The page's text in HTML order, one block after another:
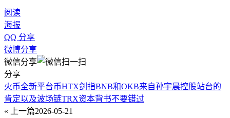
阅读
海报
QQ 分享
微博分享
微信分享
分享
火币全新平台币HTX剑指BNB和OKB来自孙宇晨控股站台的
肯定以及波场链TRX资本背书不要错过
« 上一篇2026-05-21